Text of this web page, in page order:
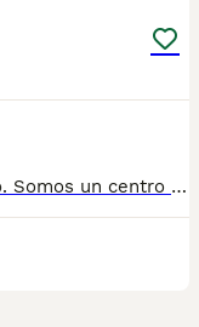
El precio expuesto es con IVA incluido. Somos un centro de cría especializado en British Shorthair Blue y Lilac, disponemos de camadas durante todo el año. Nuestros cachorros están criados en un ambiente cómodo y tranquilo para ellos y su madre, respetando el bienestar animal, lo que hace que se entreguen bien socializados y muy equilibrados. Los entregamos vacunados, desparasitados, libro de vacunas de cachorro, microchip, pasaporte y factura. Contaras con garantía vírica de 5 días y garantía genética hasta los 12 meses de vida de tu cachorro. También incluye un kit de bienvenida e inicio para tu cachorro, que incluye algún juguete o detalle y una guía de inicio para los mas peques de la casa, un saquito de pienso y lo mejor de todo un cupón para que cuando le compres su primer saco de pienso te regalamos otro igual. Si quieres más información no dudes en ponerte en contacto con nosotros. Contamos con núcleo zoológico y afijo. Interesados 611154288 Número de Microchip: 910000764362745789